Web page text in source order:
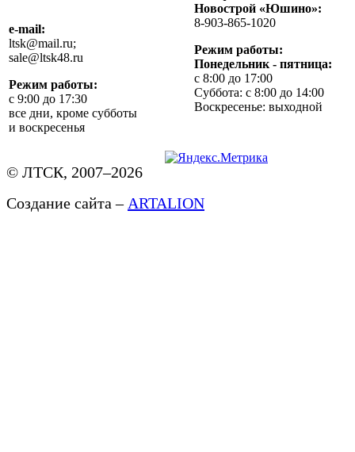
e-mail:
ltsk@mail.ru;
sale@ltsk48.ru
Режим работы:
с 9:00 до 17:30
все дни, кроме субботы
и воскресенья
Новострой «Юшино»:
8-903-865-1020
Режим работы:
Понедельник - пятница:
с 8:00 до 17:00
Суббота: с 8:00 до 14:00
Воскресенье: выходной
© ЛТСК, 2007–2026
Создание сайта – ARTALION